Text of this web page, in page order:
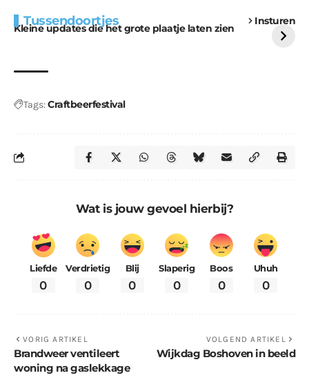
Tussendoortjes Insturen
Kleine updates die het grote plaatje laten zien
voor kabouters
uitdaging
Tags:Craftbeerfestival
Wat is jouw gevoel hierbij?
Liefde
0
Verdrietig
0
Blij
0
Slaperig
0
Boos
0
Uhuh
0
VORIG ARTIKEL
Brandweer ventileert
woning na gaslekkage
VOLGEND ARTIKEL
Wijkdag Boshoven in beeld